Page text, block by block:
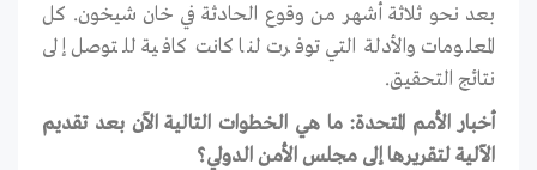
بعد نحو ثلاثة أشهر من وقوع الحادثة في خان شيخون. كل
المعلومات والأدلة التي توفرت لنا كانت كافية للتوصل إلى
نتائج التحقيق.
أخبار الأمم المتحدة: ما هي الخطوات التالية الآن بعد تقديم
الآلية لتقريرها إلى مجلس الأمن الدولي؟